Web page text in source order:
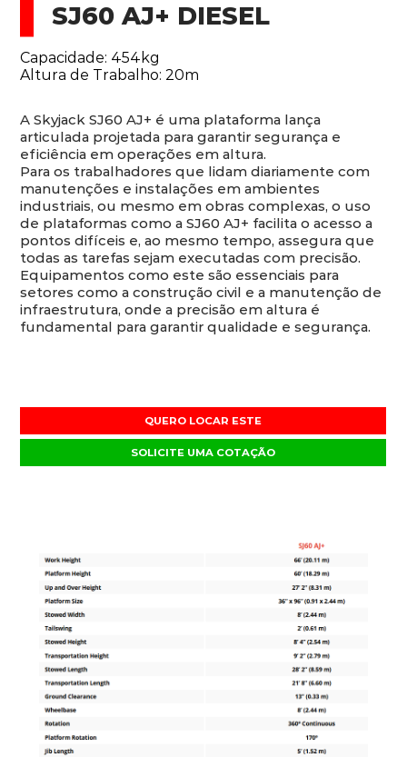
SJ60 AJ+ DIESEL
Capacidade: 454kg
Altura de Trabalho: 20m
A Skyjack SJ60 AJ+ é uma plataforma lança
articulada projetada para garantir segurança e
eficiência em operações em altura.
Para os trabalhadores que lidam diariamente com
manutenções e instalações em ambientes
industriais, ou mesmo em obras complexas, o uso
de plataformas como a SJ60 AJ+ facilita o acesso a
pontos difíceis e, ao mesmo tempo, assegura que
todas as tarefas sejam executadas com precisão.
Equipamentos como este são essenciais para
setores como a construção civil e a manutenção de
infraestrutura, onde a precisão em altura é
fundamental para garantir qualidade e segurança.
QUERO LOCAR ESTE
SOLICITE UMA COTAÇÃO